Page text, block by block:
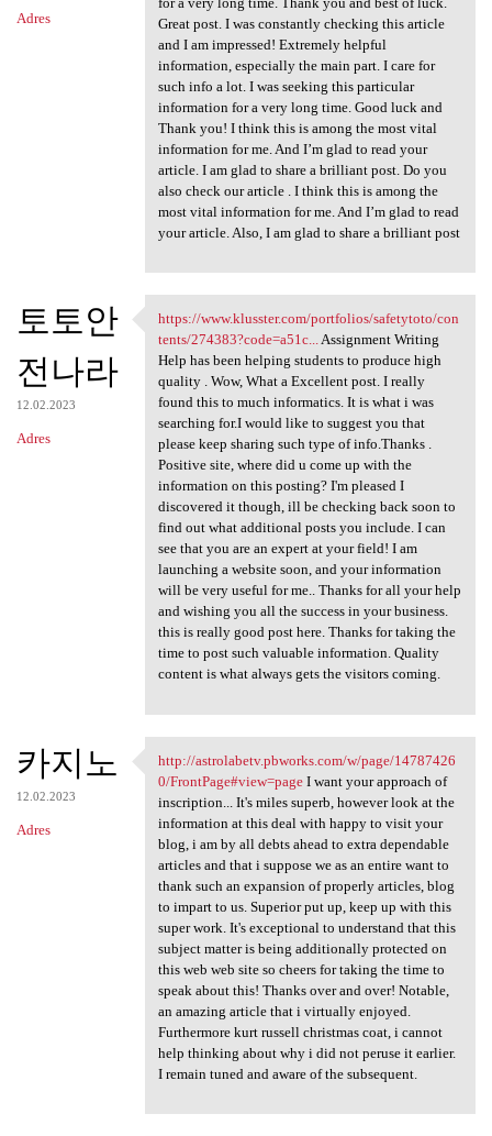
Adres
Great post. I was constantly checking this article
and I am impressed! Extremely helpful
information, especially the main part. I care for
such info a lot. I was seeking this particular
information for a very long time. Good luck and
Thank you! I think this is among the most vital
information for me. And I’m glad to read your
article. I am glad to share a brilliant post. Do you
also check our article . I think this is among the
most vital information for me. And I’m glad to read
your article. Also, I am glad to share a brilliant post
토토안
전나라
12.02.2023
Adres
https://www.klusster.com
https://www.klusster.com/portfolios/safetytoto/con
tents/274383?code=a51c...Assignment Writing
Help has been helping students to produce high
quality . Wow, What a Excellent post. I really
found this to much informatics. It is what i was
searching for.I would like to suggest you that
please keep sharing such type of info.Thanks .
Positive site, where did u come up with the
information on this posting? I'm pleased I
discovered it though, ill be checking back soon to
find out what additional posts you include. I can
see that you are an expert at your field! I am
launching a website soon, and your information
will be very useful for me.. Thanks for all your help
and wishing you all the success in your business.
this is really good post here. Thanks for taking the
time to post such valuable information. Quality
content is what always gets the visitors coming.
카지노
12.02.2023
Adres
http://astrolabetv.pbworks
http://astrolabetv.pbworks.com/w/page/14787426
0/FrontPage#view=pageI want your approach of
inscription... It's miles superb, however look at the
information at this deal with happy to visit your
blog, i am by all debts ahead to extra dependable
articles and that i suppose we as an entire want to
thank such an expansion of properly articles, blog
to impart to us. Superior put up, keep up with this
super work. It's exceptional to understand that this
subject matter is being additionally protected on
this web web site so cheers for taking the time to
speak about this! Thanks over and over! Notable,
an amazing article that i virtually enjoyed.
Furthermore kurt russell christmas coat, i cannot
help thinking about why i did not peruse it earlier.
I remain tuned and aware of the subsequent.